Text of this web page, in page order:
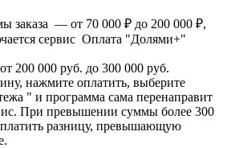
заказа — от 70 000 ₽ до 200 000 ₽,
сервис Оплата "Долями+"
200 000 руб. до 300 000 руб.
нажмите оплатить, выберите
" и программа сама перенаправит
При превышении суммы более 300
разницу, превышающую